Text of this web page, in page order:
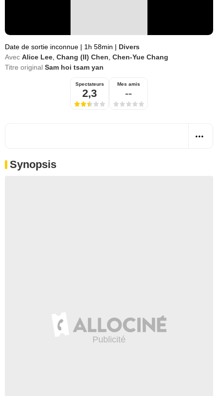
Date de sortie inconnue | 1h 58min | Divers
Avec Alice Lee Chang (II) Chen Chen-Yue Chang
Titre original Sam hoi tsam yan
Spectateurs
2,3
Mes amis
--
Synopsis